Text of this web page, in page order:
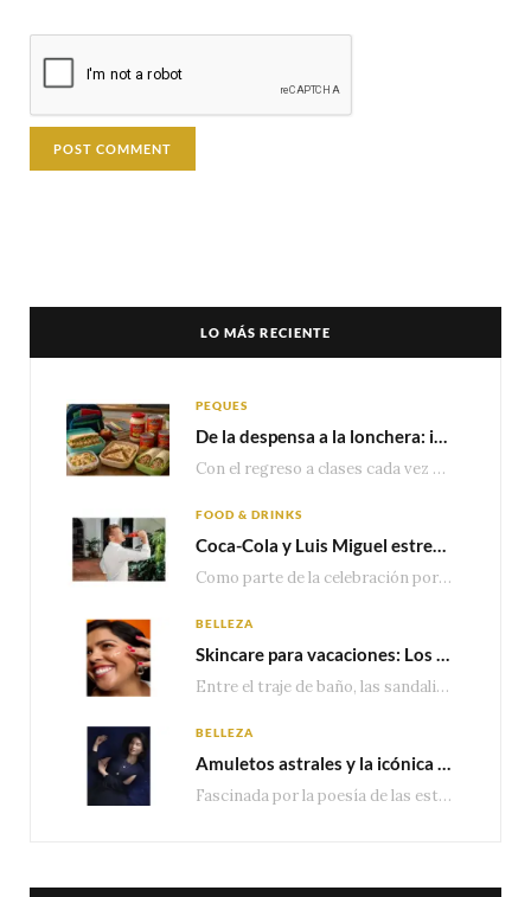
LO MÁS RECIENTE
PEQUES
De la despensa a la lonchera: ideas rápidas para el regreso a clases
Con el regreso a clases cada vez más cerca, las familias comienzan a reorganizar horarios,…
FOOD & DRINKS
Coca-Cola y Luis Miguel estrenan el comercial que celebra 100 años de historia junto a México
Como parte de la celebración por sus primeros 100 años enMéxico, Coca-Cola presenta hoy el…
BELLEZA
Skincare para vacaciones: Los do’s and dont’s para cuidar tu piel
Entre el traje de baño, las sandalias, los lentes de sol y los looks que…
BELLEZA
Amuletos astrales y la icónica colección Zodiaque de Van Cleef & Arpels
Fascinada por la poesía de las estrellas, la Maison Van Cleef & Arpels celebra la llegada de las…